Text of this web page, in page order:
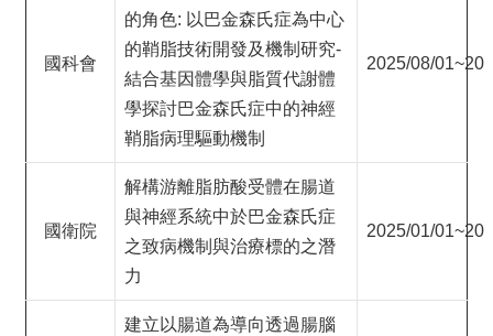
ABOUT
ACADEMICS
RESEARCH
RESOURCES
國科會
的角色: 以巴金森氏症為中心
的鞘脂技術開發及機制研究-
結合基因體學與脂質代謝體
學探討巴金森氏症中的神經
鞘脂病理驅動機制
2025/08/
國衛院
解構游離脂肪酸受體在腸道
與神經系統中於巴金森氏症
之致病機制與治療標的之潛
力
2025/01/
建立以腸道為導向透過腸腦